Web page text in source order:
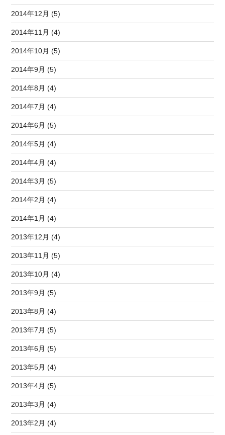
2014年12月 (5)
2014年11月 (4)
2014年10月 (5)
2014年9月 (5)
2014年8月 (4)
2014年7月 (4)
2014年6月 (5)
2014年5月 (4)
2014年4月 (4)
2014年3月 (5)
2014年2月 (4)
2014年1月 (4)
2013年12月 (4)
2013年11月 (5)
2013年10月 (4)
2013年9月 (5)
2013年8月 (4)
2013年7月 (5)
2013年6月 (5)
2013年5月 (4)
2013年4月 (5)
2013年3月 (4)
2013年2月 (4)